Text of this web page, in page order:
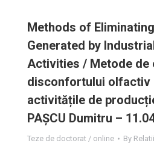
Methods of
Generated by
Activities / Metode de
disconfortului olfactiv
activitățile de
PAȘCU Dumitru –
Teze de doctorat / online By